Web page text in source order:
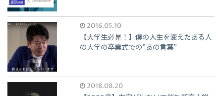
2016.05.10
【大学生必見！】僕の人生を変えたある人
の大学の卒業式での"あの言葉"
2018.08.20